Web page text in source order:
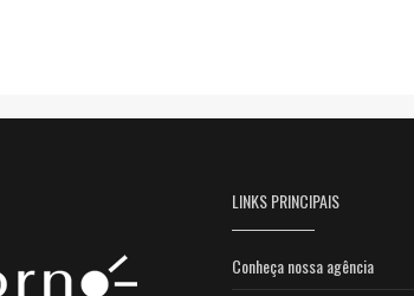
LINKS PRINCIPAIS
Conheça nossa agência